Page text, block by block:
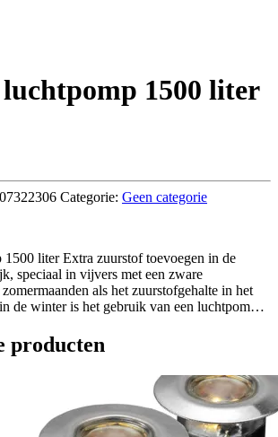
1500 liter
Categorie: Geen categorie
liter Extra zuurstof toevoegen in de
speciaal in vijvers met een zware
als het zuurstofgehalte in het
de winter is het gebruik van een luchtpom…
producten